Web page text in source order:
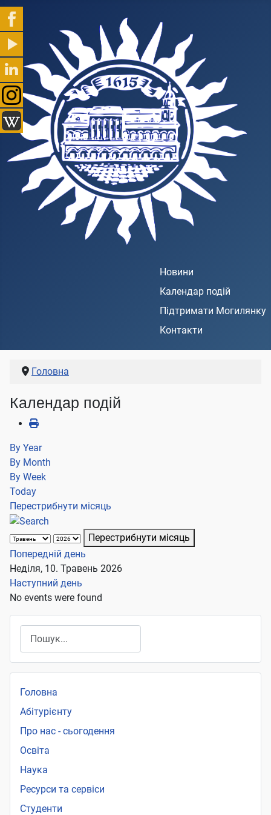
Новини
Календар подій
Підтримати Могилянку
Контакти
Головна
Календар подій
By Year
By Month
By Week
Today
Перестрибнути місяць
Перестрибнути місяць
Попередній день
Неділя, 10. Травень 2026
Наступний день
No events were found
Головна
Абітурієнту
Про нас - сьогодення
Освіта
Наука
Ресурси та сервіси
Студенти